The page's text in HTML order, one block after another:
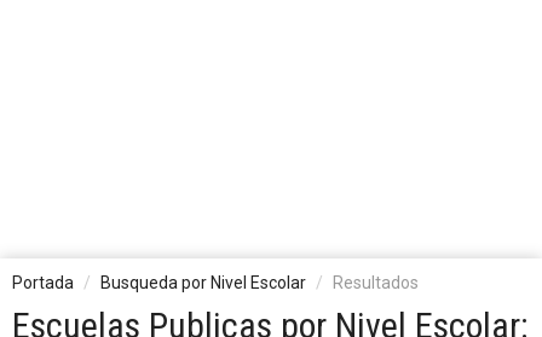
Portada Busqueda por Nivel Escolar Resultados
Escuelas Publicas por Nivel Escolar: